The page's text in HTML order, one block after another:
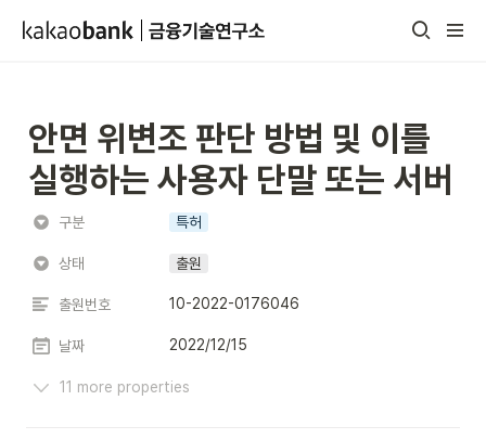
안면 위변조 판단 방법 및 이를
실행하는 사용자 단말 또는 서버
구분 특허
상태 출원
출원번호 10-2022-0176046
날짜 2022/12/15
11 more properties